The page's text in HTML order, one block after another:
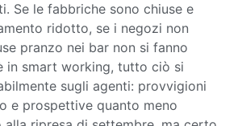
Se le fabbriche sono chiuse e
ridotto, se i negozi non
pranzo nei bar non si fanno
in smart working, tutto ciò si
sugli agenti: provvigioni
e prospettive quanto meno